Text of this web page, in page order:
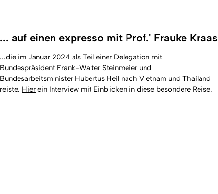
... auf einen expresso mit Prof.' Frauke Kraas
...die im Januar 2024 als Teil einer Delegation mit
Bundespräsident Frank-Walter Steinmeier und
Bundesarbeitsminister Hubertus Heil nach Vietnam und Thailand
reiste. Hier ein Interview mit Einblicken in diese besondere Reise.